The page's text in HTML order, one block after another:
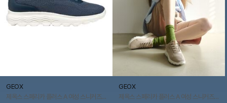
GEOX
제옥스 스페리카 플러스 A 여성 스니커즈-네이비
GEOX
제옥스 스페리카 플러스 A 여성 스니커즈-피치